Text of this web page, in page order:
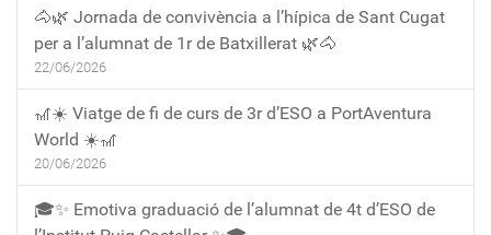
🐴🌿 Jornada de convivència a l’hípica de Sant Cugat
per a l’alumnat de 1r de Batxillerat 🌿🐴
22/06/2026
🎢☀️ Viatge de fi de curs de 3r d’ESO a PortAventura
World ☀️🎢
20/06/2026
🎓✨ Emotiva graduació de l’alumnat de 4t d’ESO de